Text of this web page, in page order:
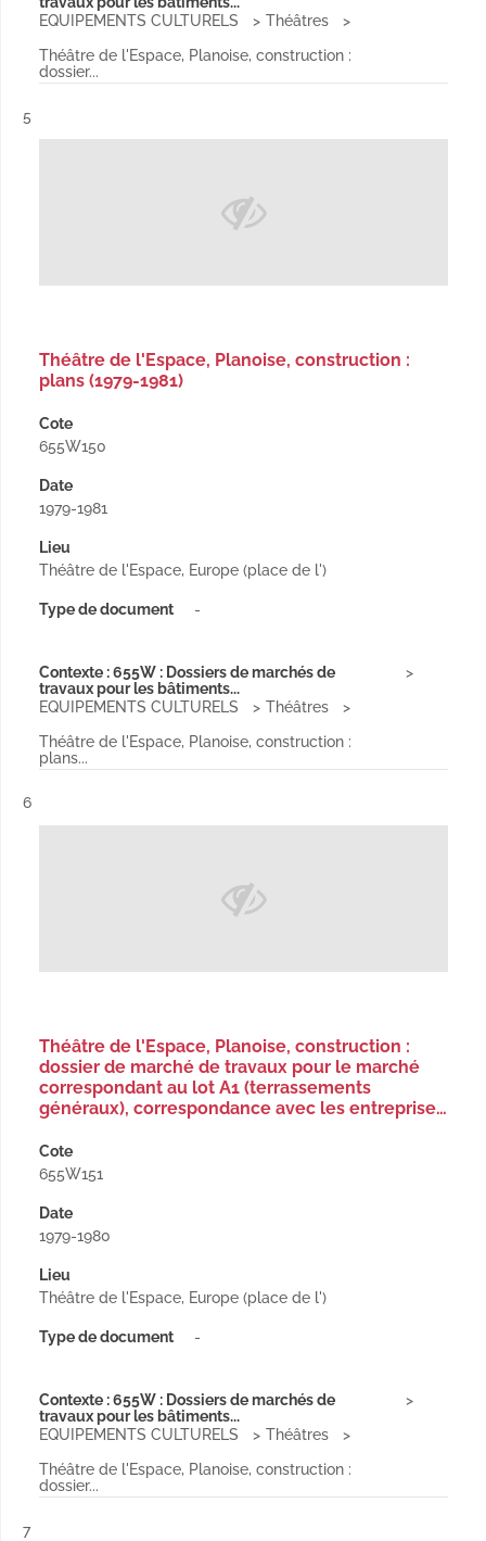
EQUIPEMENTS CULTURELS
Théâtres
Théâtre de l'Espace, Planoise, construction :
dossier...
Résultat n°
5
Théâtre de l'Espace, Planoise, construction :
plans (1979-1981)
Cote
655W150
Date
1979-1981
Lieu
Théâtre de l'Espace, Europe (place de l')
Type de document -
Contexte : 655W : Dossiers de marchés de
travaux pour les bâtiments...
EQUIPEMENTS CULTURELS
Théâtres
Théâtre de l'Espace, Planoise, construction :
plans...
Résultat n°
6
Théâtre de l'Espace, Planoise, construction :
dossier de marché de travaux pour le marché
correspondant au lot A1 (terrassements
généraux), correspondance avec les entreprise…
Cote
655W151
Date
1979-1980
Lieu
Théâtre de l'Espace, Europe (place de l')
Type de document -
Contexte : 655W : Dossiers de marchés de
travaux pour les bâtiments...
EQUIPEMENTS CULTURELS
Théâtres
Théâtre de l'Espace, Planoise, construction :
dossier...
Résultat n°
7